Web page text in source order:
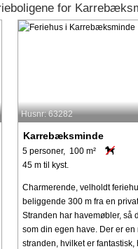
for
Husnr: 63282
Karrebæksminde
5 personer, 100 m²
45 m til kyst.
Charmerende, velholdt
beliggende 300 m fra en privat
Stranden har havemøbler, så
som din egen have. Der er en
stranden, hvilket er fantastisk,